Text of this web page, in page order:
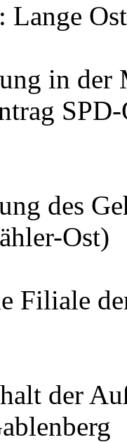
Lange
in der
des
Ost)
Filiale
der